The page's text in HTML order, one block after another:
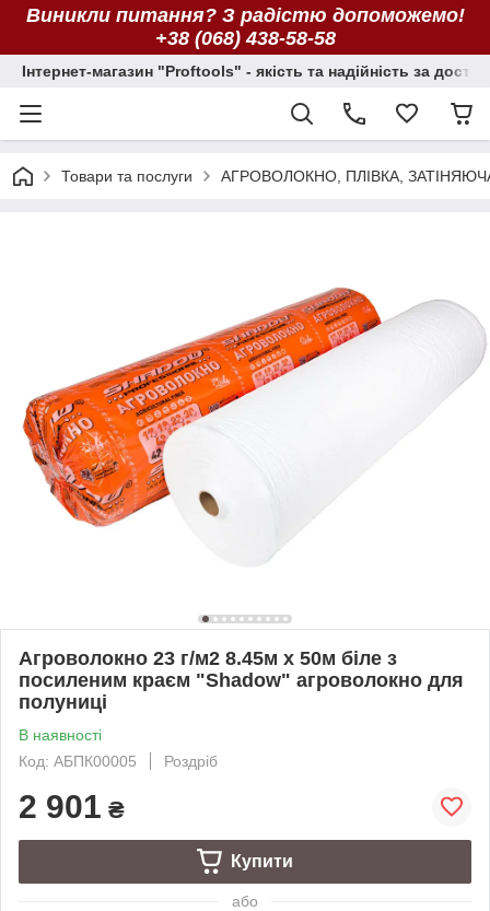
Виникли питання? З радістю допоможемо!
+38 (068) 438-58-58
Інтернет-магазин "Proftools" - якість та надійність за
Товари та послуги АГРОВОЛОКНО, ПЛІВКА,
Агроволокно 23 г/м2 8.45м х 50м біле з
посиленим краєм "Shadow" агроволокно для
полуниці
В наявності
Код: АБПК00005
Роздріб
2 901 ₴
Купити
або